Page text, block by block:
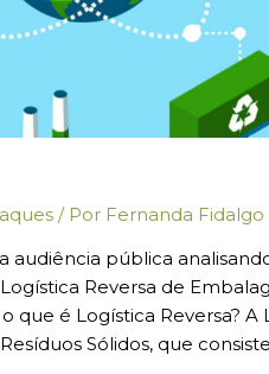
/ Por Fernanda Fidalgo
audiência pública
Reversa de
que é Logística Reversa?
Sólidos, que